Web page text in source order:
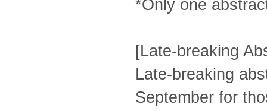
*Only one
[Late-breaking
Late-breaking
September for